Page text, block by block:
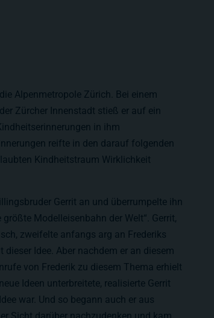
Alpenmetropole Zürich. Bei einem
Zürcher Innenstadt stieß er auf ein
in ihm
reifte in den darauf folgenden
Kindheitstraum Wirklichkeit
Gerrit an und überrumpelte ihn
Modelleisenbahn der Welt“. Gerrit,
zweifelte anfangs arg an Frederiks
Idee. Aber nachdem er an diesem
von Frederik zu diesem Thema erhielt
Ideen unterbreitete, realisierte Gerrit
war. Und so begann auch er aus